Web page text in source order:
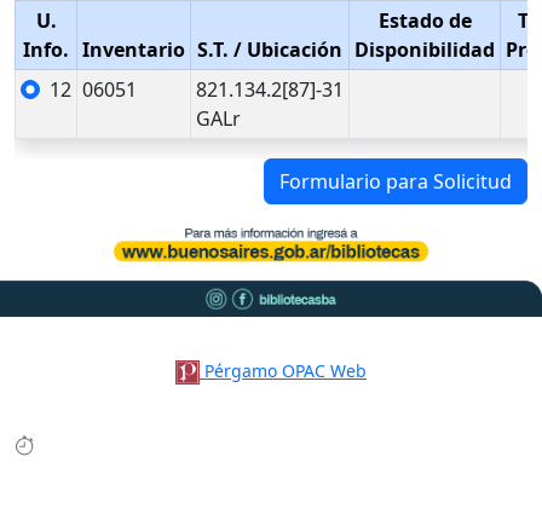
U.
Info. Inventario S.T. / Ubicación
Estado de
Disponibilidad
12 06051
821.134.2[87]-31
GALr
Formulario para Solicitud
Pérgamo OPAC Web